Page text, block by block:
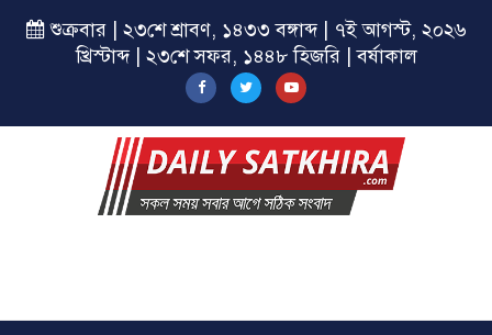
শুক্রবার | ২৩শে শ্রাবণ, ১৪৩৩ বঙ্গাব্দ | ৭ই আগস্ট, ২০২৬
খ্রিস্টাব্দ | ২৩শে সফর, ১৪৪৮ হিজরি | বর্ষাকাল